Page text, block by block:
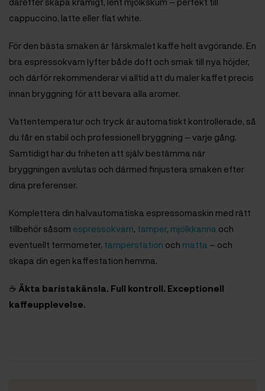
cappuccino, latte eller flat white.
För den bästa smaken är färskmalet kaffe helt avgörande. En
bra espressokvarn lyfter både doft och smak till nya höjder,
och därför rekommenderar vi alltid att du maler kaffet precis
innan bryggning för att bevara alla aromer.
Vattentemperatur och tryck är automatiskt kontrollerade, så
du får en stabil och professionell bryggning – varje gång.
Samtidigt har du friheten att själv bestämma när
bryggningen avslutas och därmed finjustera smaken efter
dina preferenser.
Komplettera din halvautomatiska espressomaskin med rätt
tillbehör såsom espressokvarn, tamper, mjölkkanna och
eventuellt termometer, tamperstation och matta – och
skapa din egen kaffestation hemma.
☕️ Äkta baristakänsla. Full kontroll. Exceptionell
kaffeupplevelse.